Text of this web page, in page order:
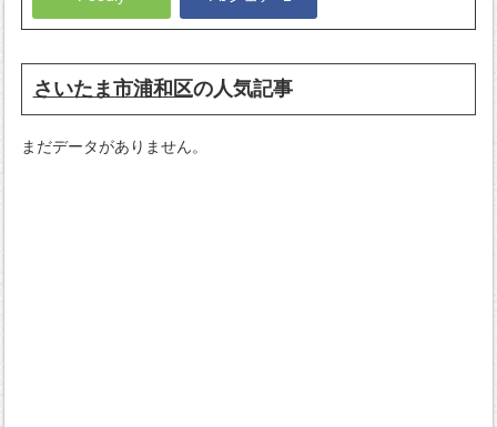
さいたま市浦和区の人気記事
まだデータがありません。